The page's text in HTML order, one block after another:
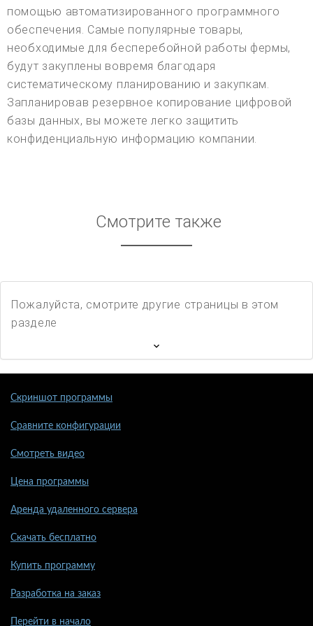
помощью автоматизированного программного
обеспечения. Самые популярные товары,
необходимые для бесперебойной работы фермы,
будут закуплены вовремя благодаря
систематическому планированию и закупкам.
Запланировав резервное копирование цифровой
базы данных, вы можете легко защитить
конфиденциальную информацию компании.
Смотрите также
Пожалуйста, смотрите другие страницы в этом
разделе
Скриншот программы
Сравните конфигурации
Смотреть видео
Цена программы
Аренда удаленного сервера
Скачать бесплатно
Купить программу
Разработка на заказ
Перейти в начало